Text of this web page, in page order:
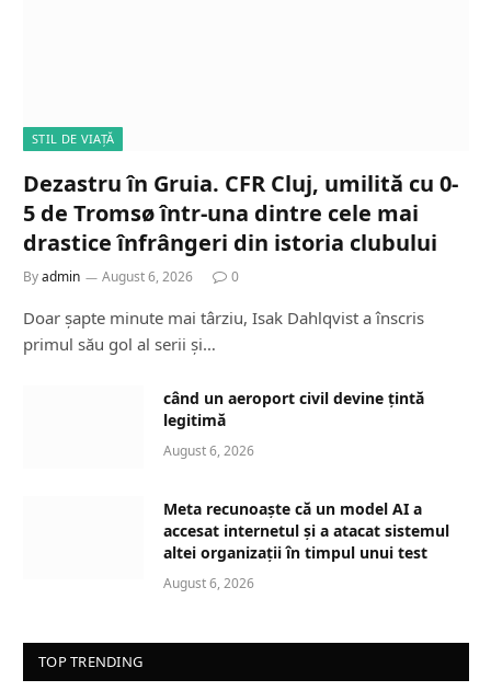
STIL DE VIAȚĂ
Dezastru în Gruia. CFR Cluj, umilită cu 0-
5 de Tromsø într-una dintre cele mai
drastice înfrângeri din istoria clubului
Byadmin August 6, 2026 0
Doar șapte minute mai târziu, Isak Dahlqvist a înscris
primul său gol al serii și…
când un aeroport civil devine țintă
legitimă
August 6, 2026
Meta recunoaște că un model AI a
accesat internetul și a atacat sistemul
altei organizații în timpul unui test
August 6, 2026
TOP TRENDING